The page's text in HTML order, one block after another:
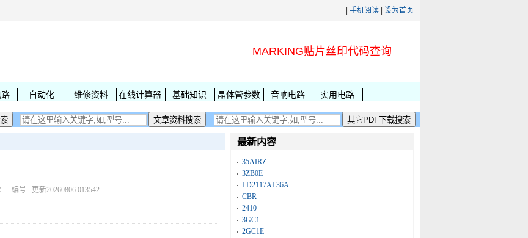
手机阅读 设为首页
MARKING贴片丝印代码查询
自动化 维修资料 在线计算器 基础知识 晶体管参数 音响电路 实用电路
编号: 更新20260806 013542
最新内容
35AIRZ
3ZB0E
LD2117AL36A
CBR
2410
3GC1
2GC1E